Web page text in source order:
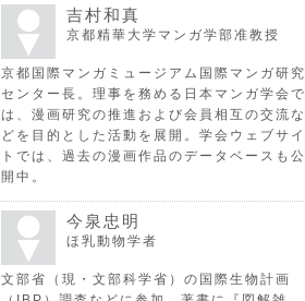
吉村和真
京都精華大学マンガ学部准教授
京都国際マンガミュージアム国際マンガ研究
センター長。理事を務める日本マンガ学会で
は、漫画研究の推進および会員相互の交流な
どを目的とした活動を展開。学会ウェブサイ
トでは、過去の漫画作品のデータベースも公
開中。
今泉忠明
ほ乳動物学者
文部省（現・文部科学省）の国際生物計画